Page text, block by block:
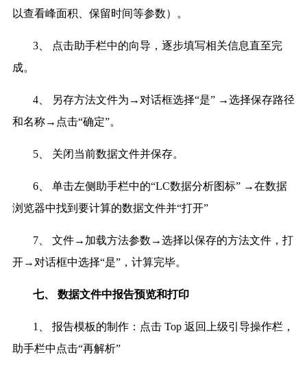
以查看峰面积、保留时间等参数）。
3、 点击助手栏中的向导，逐步填写相关信息直至完
成。
4、 另存方法文件为→对话框选择“是” →选择保存路径
和名称→点击“确定”。
5、 关闭当前数据文件并保存。
6、 单击左侧助手栏中的“LC数据分析图标” →在数据
浏览器中找到要计算的数据文件并“打开”
7、 文件→加载方法参数→选择以保存的方法文件，打
开→对话框中选择“是”，计算完毕。
七、 数据文件中报告预览和打印
1、 报告模板的制作：点击 Top 返回上级引导操作栏，
助手栏中点击“再解析”